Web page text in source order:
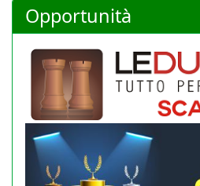
Opportunità